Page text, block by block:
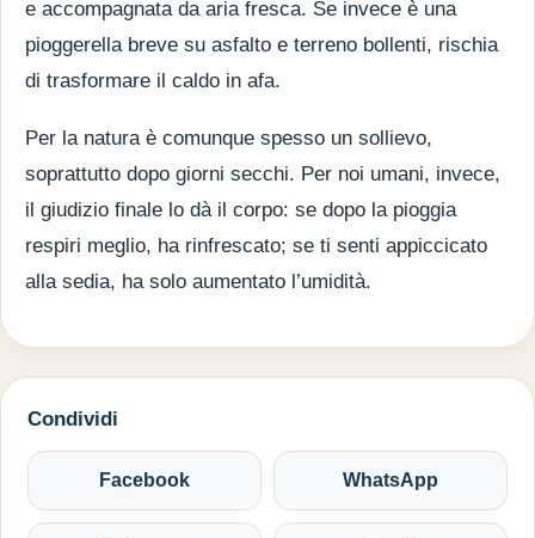
e accompagnata da aria fresca. Se invece è una
pioggerella breve su asfalto e terreno bollenti, rischia
di trasformare il caldo in afa.
Per la natura è comunque spesso un sollievo,
soprattutto dopo giorni secchi. Per noi umani, invece,
il giudizio finale lo dà il corpo: se dopo la pioggia
respiri meglio, ha rinfrescato; se ti senti appiccicato
alla sedia, ha solo aumentato l’umidità.
Condividi
Facebook WhatsApp